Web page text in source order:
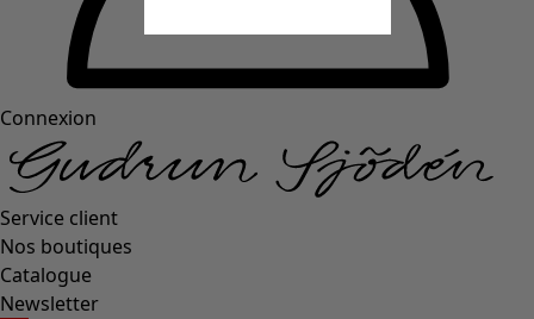
Connexion
Service client
Nos boutiques
Catalogue
Newsletter